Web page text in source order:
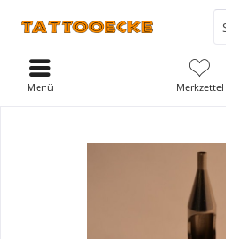
Merkzettel
Menü